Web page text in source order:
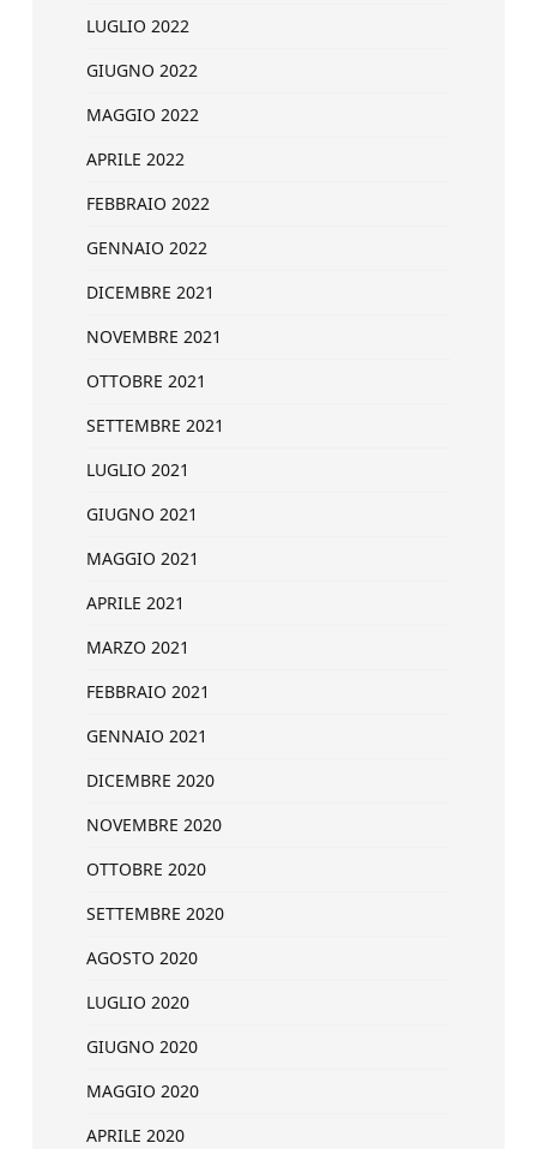
LUGLIO 2022
GIUGNO 2022
MAGGIO 2022
APRILE 2022
FEBBRAIO 2022
GENNAIO 2022
DICEMBRE 2021
NOVEMBRE 2021
OTTOBRE 2021
SETTEMBRE 2021
LUGLIO 2021
GIUGNO 2021
MAGGIO 2021
APRILE 2021
MARZO 2021
FEBBRAIO 2021
GENNAIO 2021
DICEMBRE 2020
NOVEMBRE 2020
OTTOBRE 2020
SETTEMBRE 2020
AGOSTO 2020
LUGLIO 2020
GIUGNO 2020
MAGGIO 2020
APRILE 2020